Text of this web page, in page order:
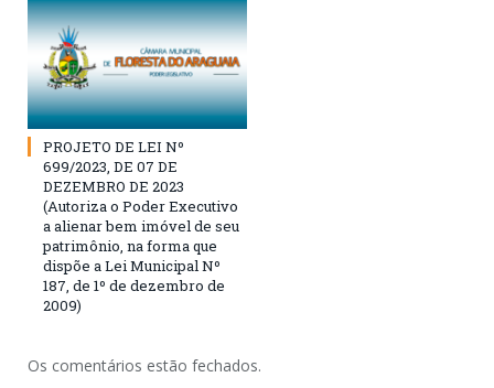
PROJETO DE LEI Nº
699/2023, DE 07 DE
DEZEMBRO DE 2023
(Autoriza o Poder Executivo
a alienar bem imóvel de seu
patrimônio, na forma que
dispõe a Lei Municipal Nº
187, de 1º de dezembro de
2009)
Os comentários estão fechados.